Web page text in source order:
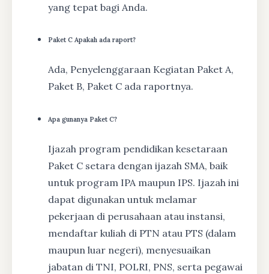
yang tepat bagi Anda.
Paket C Apakah ada raport?
Ada, Penyelenggaraan Kegiatan Paket A,
Paket B, Paket C ada raportnya.
Apa gunanya Paket C?
Ijazah program pendidikan kesetaraan
Paket C setara dengan ijazah SMA, baik
untuk program IPA maupun IPS. Ijazah ini
dapat digunakan untuk melamar
pekerjaan di perusahaan atau instansi,
mendaftar kuliah di PTN atau PTS (dalam
maupun luar negeri), menyesuaikan
jabatan di TNI, POLRI, PNS, serta pegawai